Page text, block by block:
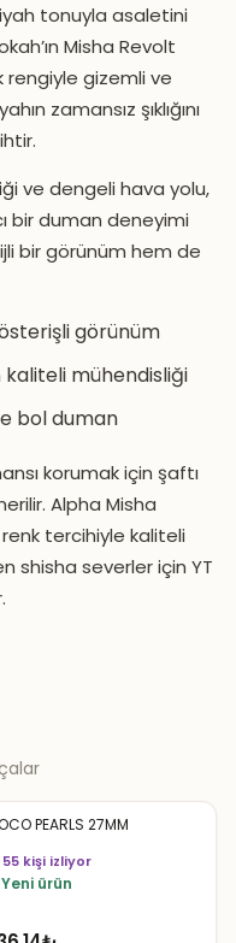
tonuyla asaletini
Misha Revolt
rengiyle gizemli ve
zamansız şıklığını
ve dengeli hava yolu,
bir duman deneyimi
bir görünüm hem de
görünüm
kaliteli mühendisliği
bol duman
korumak için şaftı
Alpha Misha
tercihiyle kaliteli
shisha severler için YT
PEARLS 27MM
55 kişi izliyor
Yeni ürün